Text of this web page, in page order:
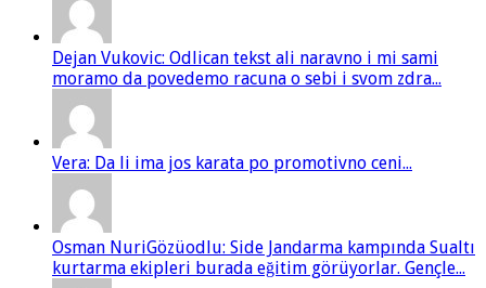
Dejan Vukovic: Odlican tekst ali naravno i mi sami
moramo da povedemo racuna o sebi i svom zdra...
Vera: Da li ima jos karata po promotivno ceni...
Osman NuriGözüodlu: Side Jandarma kampında Sualtı
kurtarma ekipleri burada eğitim görüyorlar. Gençle...